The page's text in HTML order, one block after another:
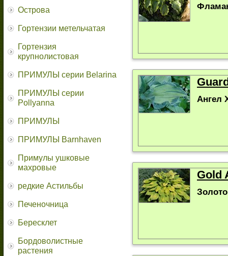
Острова
Гортензии метельчатая
Гортензия
крупнолистовая
ПРИМУЛЫ серии Belarina
ПРИМУЛЫ серии
Pollyanna
ПРИМУЛЫ
ПРИМУЛЫ Barnhaven
Примулы ушковые
махровые
редкие Астильбы
Печеночница
Бересклет
Бордоволистные
растения
Ангел
Gold